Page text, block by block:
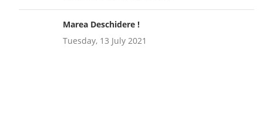
Marea Deschidere !
Tuesday, 13 July 2021